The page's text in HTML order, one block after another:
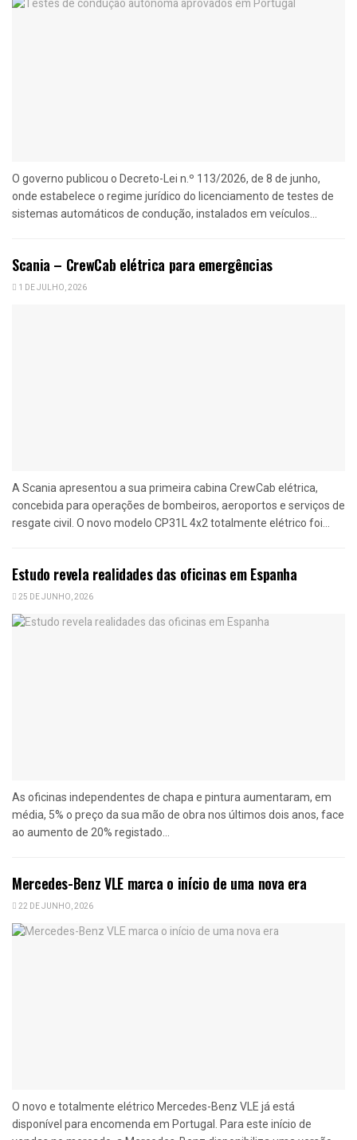
O governo publicou o Decreto-Lei n.º 113/2026, de 8 de junho,
onde estabelece o regime jurídico do licenciamento de testes de
sistemas automáticos de condução, instalados em veículos...
Scania – CrewCab elétrica para emergências
1 DE JULHO, 2026
A Scania apresentou a sua primeira cabina CrewCab elétrica,
concebida para operações de bombeiros, aeroportos e serviços de
resgate civil. O novo modelo CP31L 4x2 totalmente elétrico foi...
Estudo revela realidades das oficinas em Espanha
25 DE JUNHO, 2026
As oficinas independentes de chapa e pintura aumentaram, em
média, 5% o preço da sua mão de obra nos últimos dois anos, face
ao aumento de 20% registado...
Mercedes-Benz VLE marca o início de uma nova era
22 DE JUNHO, 2026
O novo e totalmente elétrico Mercedes-Benz VLE já está
disponível para encomenda em Portugal. Para este início de